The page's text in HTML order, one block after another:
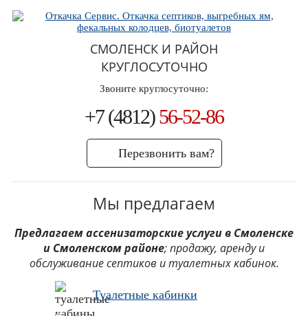
СМОЛЕНСК И РАЙОН
КРУГЛОСУТОЧНО
Звоните круглосуточно:
+7 (4812)56-52-86
Перезвонить вам?
Мы предлагаем
Предлагаем ассенизаторские услуги в Смоленске
и Смоленском районе; продажу, аренду и
обслуживание септиков и туалетных кабинок.
Туалетные кабинки